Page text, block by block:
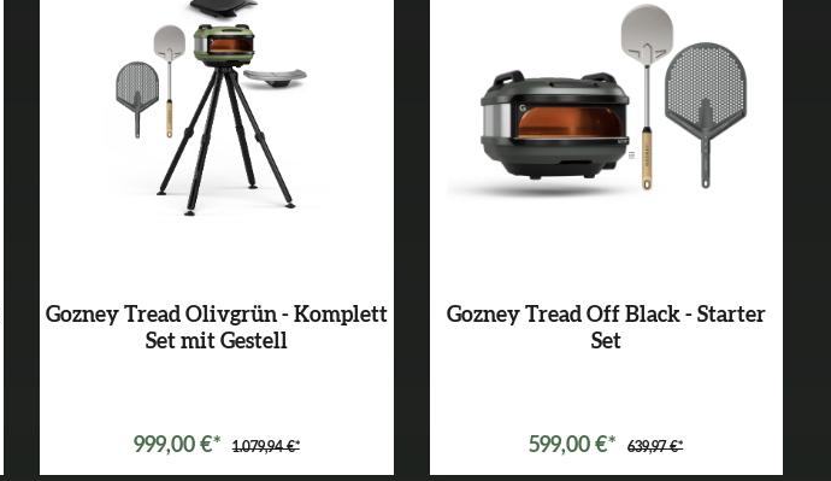
Gozney Tread Olivgrün - Komplett
Set mit Gestell
999,00 €* 1.079,94 €*
Gozney Tread Off Black - Starter
Set
599,00 €* 639,97 €*